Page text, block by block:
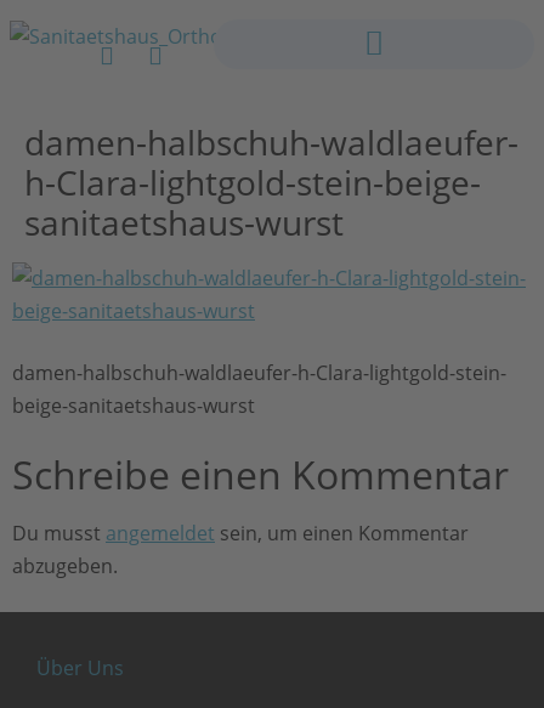
damen-halbschuh-waldlaeufer-
h-Clara-lightgold-stein-beige-
sanitaetshaus-wurst
damen-halbschuh-waldlaeufer-h-Clara-lightgold-stein-
beige-sanitaetshaus-wurst
Schreibe einen Kommentar
Du musst angemeldet sein, um einen Kommentar
abzugeben.
Über Uns